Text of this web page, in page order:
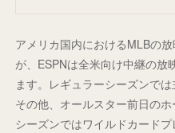
アメリカ国内におけるMLBの
が、ESPNは全米向け中継の放
ます。レギュラーシーズンで
その他、オールスター前日の
シーズンではワイルドカードプ